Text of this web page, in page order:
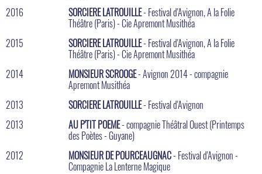
2016
SORCIERE LATROUILLE- Festival d'Avignon, A la Folie
Théâtre (Paris) - Cie Apremont Musithéa
2015
SORCIERE LATROUILLE- Festival d'Avignon, A la Folie
Théâtre (Paris) - Cie Apremont Musithéa
2014
MONSIEUR SCROOGE- Avignon 2014 - compagnie
Apremont Musithéa
2013
SORCIERE LATROUILLE- Festival d'Avignon
2013
AU P'TIT POEME- compagnie Théâtral Ouest (Printemps
des Poètes - Guyane)
2012
MONSIEUR DE POURCEAUGNAC- Festival d'Avignon -
Compagnie La Lenterne Magique